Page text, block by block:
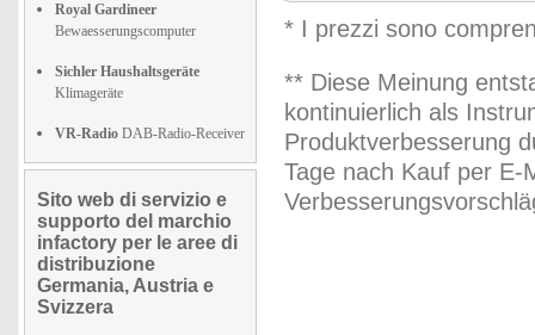
Royal Gardineer
Bewaesserungscomputer
Sichler Haushaltsgeräte
Klimageräte
VR-Radio DAB-Radio-Receiver
Sito web di servizio e
supporto del marchio
infactory per le aree di
distribuzione
Germania, Austria e
Svizzera
* I prezzi sono
** Diese Meinung
kontinuierlich als
Produktverbesserung
Tage nach Kauf per E-